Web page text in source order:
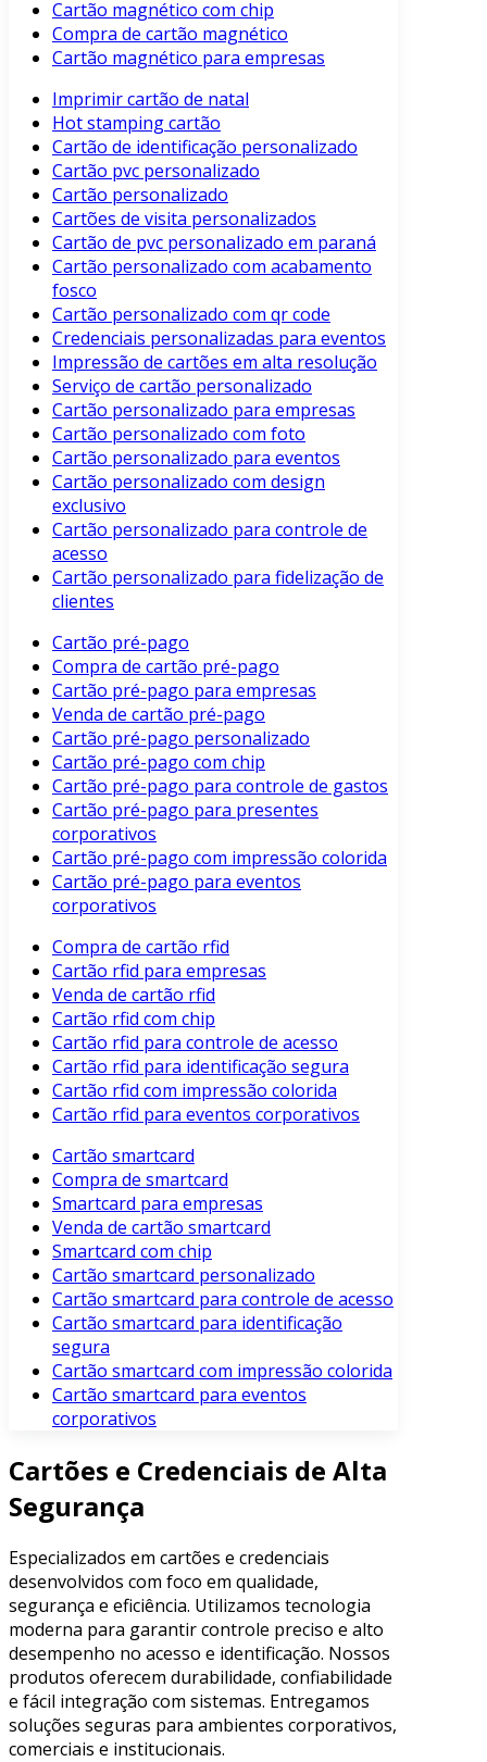
Cartão magnético com chip
Compra de cartão magnético
Cartão magnético para empresas
Imprimir cartão de natal
Hot stamping cartão
Cartão de identificação personalizado
Cartão pvc personalizado
Cartão personalizado
Cartões de visita personalizados
Cartão de pvc personalizado em paraná
Cartão personalizado com acabamento
fosco
Cartão personalizado com qr code
Credenciais personalizadas para eventos
Impressão de cartões em alta resolução
Serviço de cartão personalizado
Cartão personalizado para empresas
Cartão personalizado com foto
Cartão personalizado para eventos
Cartão personalizado com design
exclusivo
Cartão personalizado para controle de
acesso
Cartão personalizado para fidelização de
clientes
Cartão pré-pago
Compra de cartão pré-pago
Cartão pré-pago para empresas
Venda de cartão pré-pago
Cartão pré-pago personalizado
Cartão pré-pago com chip
Cartão pré-pago para controle de gastos
Cartão pré-pago para presentes
corporativos
Cartão pré-pago com impressão colorida
Cartão pré-pago para eventos
corporativos
Compra de cartão rfid
Cartão rfid para empresas
Venda de cartão rfid
Cartão rfid com chip
Cartão rfid para controle de acesso
Cartão rfid para identificação segura
Cartão rfid com impressão colorida
Cartão rfid para eventos corporativos
Cartão smartcard
Compra de smartcard
Smartcard para empresas
Venda de cartão smartcard
Smartcard com chip
Cartão smartcard personalizado
Cartão smartcard para controle de acesso
Cartão smartcard para identificação
segura
Cartão smartcard com impressão colorida
Cartão smartcard para eventos
corporativos
Cartões e Credenciais de Alta
Segurança
Especializados em cartões e credenciais
desenvolvidos com foco em qualidade,
segurança e eficiência. Utilizamos tecnologia
moderna para garantir controle preciso e alto
desempenho no acesso e identificação. Nossos
produtos oferecem durabilidade, confiabilidade
e fácil integração com sistemas. Entregamos
soluções seguras para ambientes corporativos,
comerciais e institucionais.